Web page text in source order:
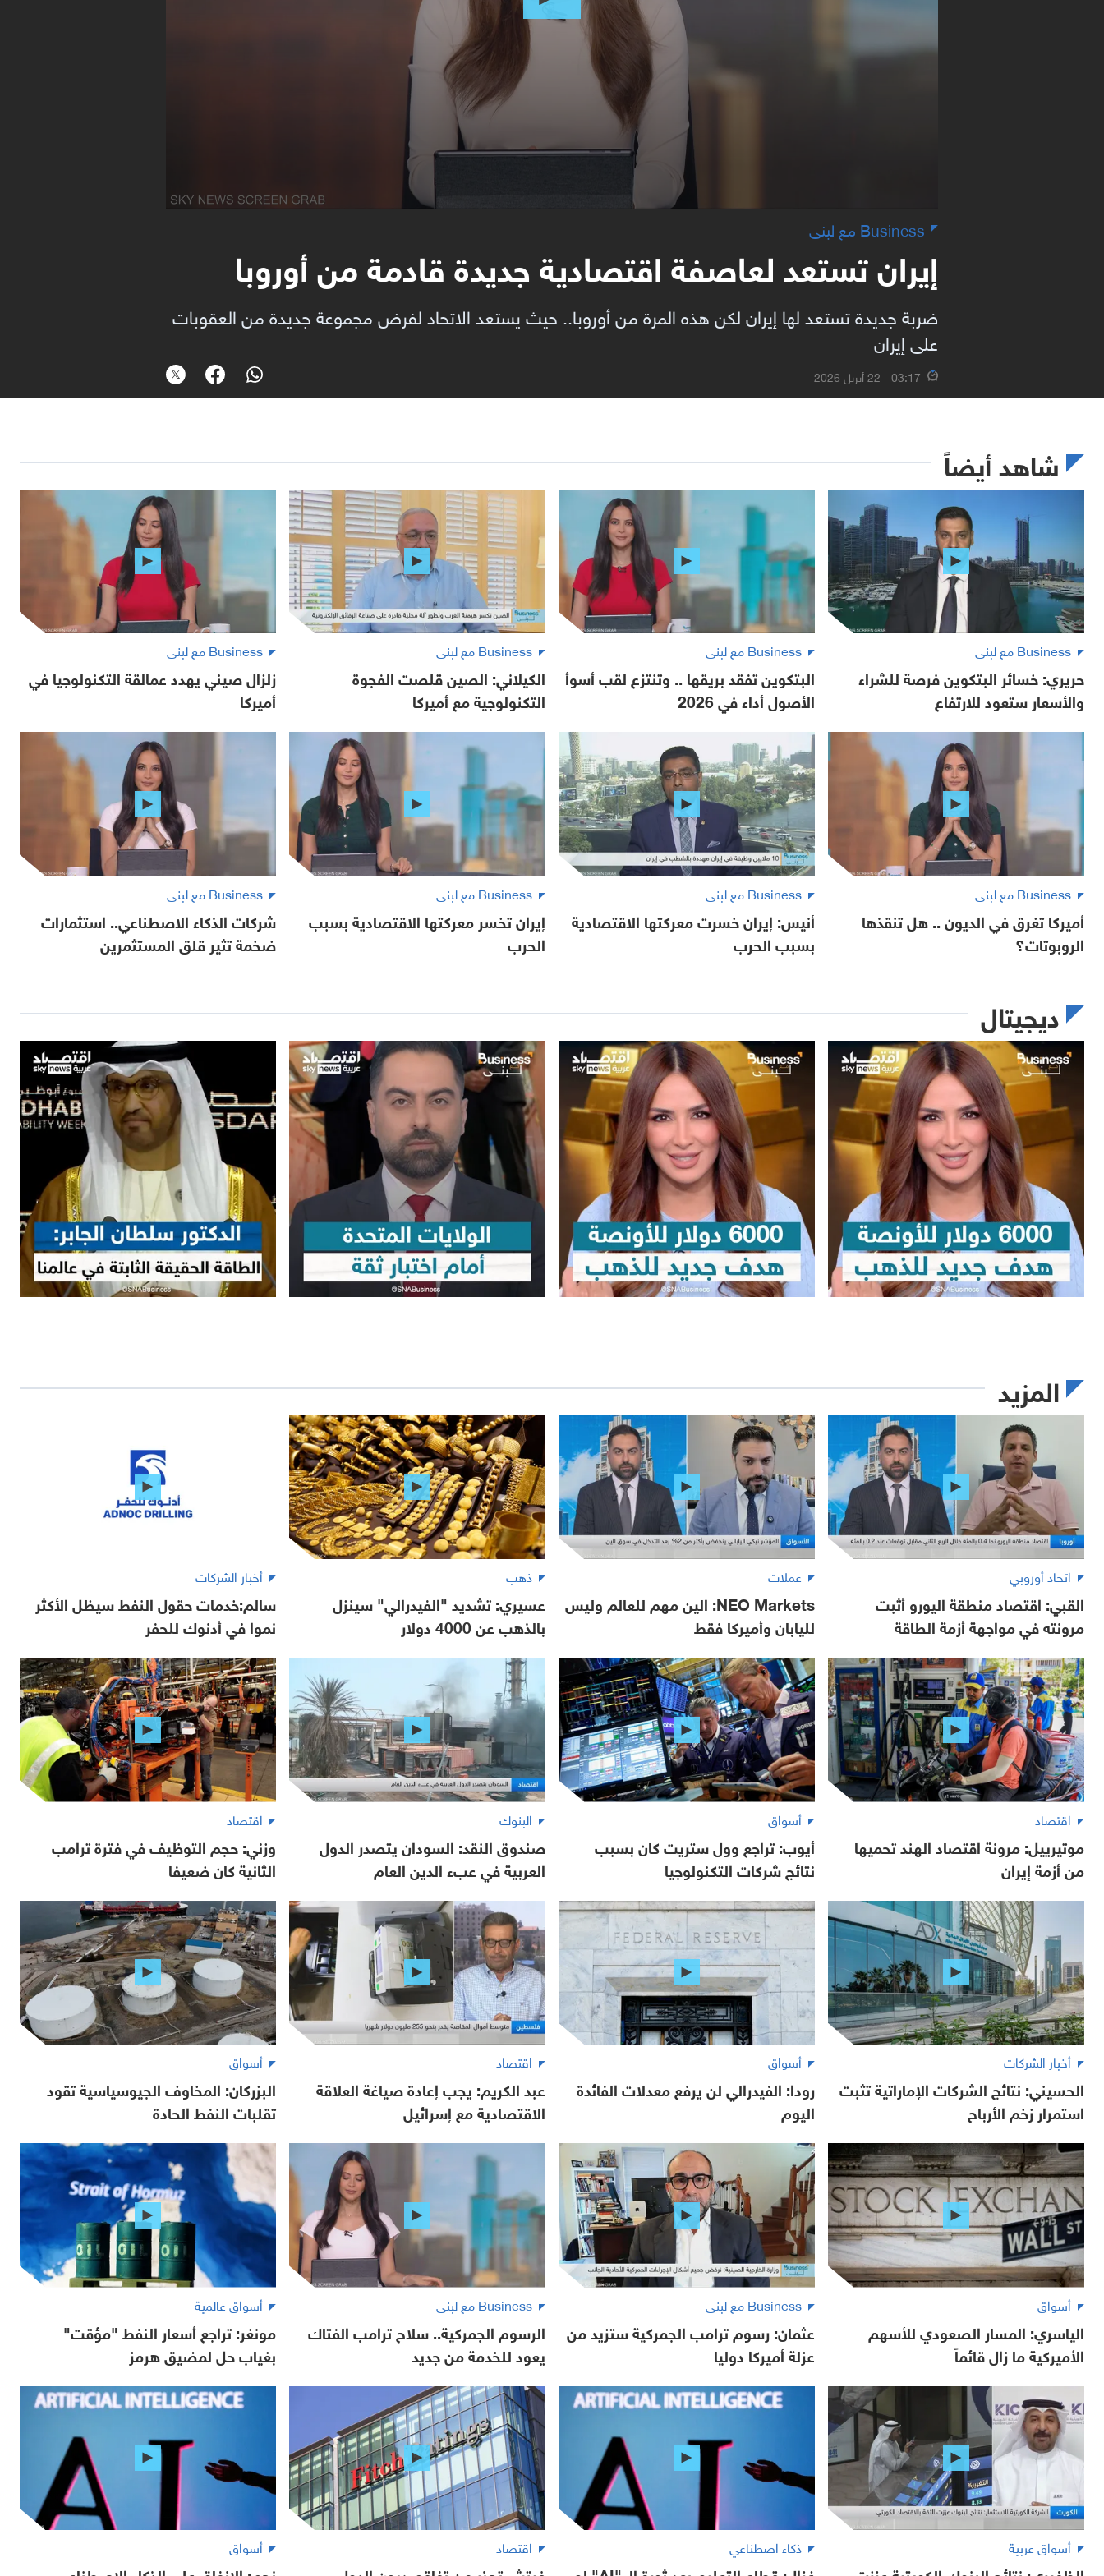
Business مع لبنى
إيران تستعد لعاصفة اقتصادية جديدة قادمة من أوروبا
ضربة جديدة تستعد لها إيران لكن هذه المرة من أوروبا.. حيث يستعد الاتحاد لفرض مجموعة جديدة من العقوبات
على إيران
03:17 - 22 أبريل 2026
شاهد أيضاً
Business مع لبنى
حريري: خسائر البتكوين فرصة للشراء
والأسعار ستعود للارتفاع
Business مع لبنى
البتكوين تفقد بريقها .. وتنتزع لقب أسوأ
الأصول أداء في 2026
Business مع لبنى
الكيلاني: الصين قلصت الفجوة
التكنولوجية مع أميركا
Business مع لبنى
زلزال صيني يهدد عمالقة التكنولوجيا في
أميركا
Business مع لبنى
أميركا تغرق في الديون .. هل تنقذها
الروبوتات؟
Business مع لبنى
أنيس: إيران خسرت معركتها الاقتصادية
بسبب الحرب
Business مع لبنى
إيران تخسر معركتها الاقتصادية بسبب
الحرب
Business مع لبنى
شركات الذكاء الاصطناعي.. استثمارات
ضخمة تثير قلق المستثمرين
ديجيتال
المزيد
اتحاد أوروبي
القبي: اقتصاد منطقة اليورو أثبت
مرونته في مواجهة أزمة الطاقة
عملات
NEO Markets: الين مهم للعالم وليس
لليابان وأميركا فقط
ذهب
عسيري: تشديد "الفيدرالي" سينزل
بالذهب عن 4000 دولار
أخبار الشركات
سالم:خدمات حقول النفط سيظل الأكثر
نموا في أدنوك للحفر
اقتصاد
موتيرييل: مرونة اقتصاد الهند تحميها
من أزمة إيران
أسواق
أيوب: تراجع وول ستريت كان بسبب
نتائج شركات التكنولوجيا
البنوك
صندوق النقد: السودان يتصدر الدول
العربية في عبء الدين العام
اقتصاد
وزني: حجم التوظيف في فترة ترامب
الثانية كان ضعيفا
أخبار الشركات
الحسيني: نتائج الشركات الإماراتية تثبت
استمرار زخم الأرباح
أسواق
رودا: الفيدرالي لن يرفع معدلات الفائدة
اليوم
اقتصاد
عبد الكريم: يجب إعادة صياغة العلاقة
الاقتصادية مع إسرائيل
أسواق
البزركان: المخاوف الجيوسياسية تقود
تقلبات النفط الحادة
أسواق
الياسري: المسار الصعودي للأسهم
الأميركية ما زال قائماً
Business مع لبنى
عثمان: رسوم ترامب الجمركية ستزيد من
عزلة أميركا دوليا
Business مع لبنى
الرسوم الجمركية.. سلاح ترامب الفتاك
يعود للخدمة من جديد
أسواق عالمية
مونغر: تراجع أسعار النفط "مؤقت"
بغياب حل لمضيق هرمز
أسواق عربية ذكاء اصطناعي اقتصاد أسواق